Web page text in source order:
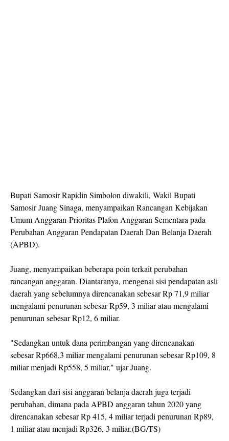
Bupati Samosir Rapidin Simbolon diwakili, Wakil Bupati
Samosir Juang Sinaga, menyampaikan Rancangan Kebijakan
Umum Anggaran-Prioritas Plafon Anggaran Sementara pada
Perubahan Anggaran Pendapatan Daerah Dan Belanja Daerah
(APBD).
Juang, menyampaikan beberapa poin terkait perubahan
rancangan anggaran. Diantaranya, mengenai sisi pendapatan asli
daerah yang sebelumnya direncanakan sebesar Rp 71,9 miliar
mengalami penurunan sebesar Rp59, 3 miliar atau mengalami
penurunan sebesar Rp12, 6 miliar.
"Sedangkan untuk dana perimbangan yang direncanakan
sebesar Rp668,3 miliar mengalami penurunan sebesar Rp109, 8
miliar menjadi Rp558, 5 miliar," ujar Juang.
Sedangkan dari sisi anggaran belanja daerah juga terjadi
perubahan, dimana pada APBD anggaran tahun 2020 yang
direncanakan sebesar Rp 415, 4 miliar terjadi penurunan Rp89,
1 miliar atau menjadi Rp326, 3 miliar.(BG/TS)